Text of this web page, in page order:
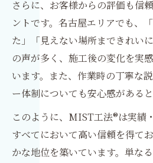
さらに、お客様からの評価も信
ントです。名古屋エリアでも、
た」「見えない場所まできれい
の声が多く、施工後の変化を実
います。また、作業時の丁寧な
ー体制についても安心感があると
このように、MIST工法®は実績
すべてにおいて高い信頼を得て
かな地位を築いています。単な